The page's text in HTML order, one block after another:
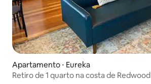
Apartamento ⋅ Eureka
Retiro de 1 quarto na costa de Redwood